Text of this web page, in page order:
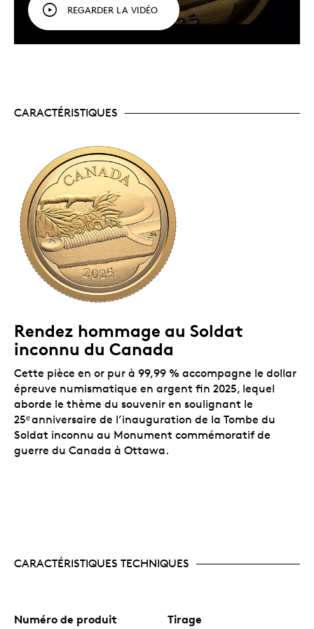
Tombe du Soldat inconnu est limité à 1
500 exemplaires – un très faible tirage.
Pour les personnes passionnées de la
numismatique. Pour les personnes passionnées
proches, ainsi que pour les historiens et
Un certificat numéroté.
canadienne certifie l’authenticité de toutes ses
pièces de collection.
Aucune TPS ni TVH.
Emballage
La pièce est encapsulée et présentée dans un boîtier
à double coque bordeaux orné du logo de la Monnaie
royale canadienne.
REGARDER LA VIDÉO
CARACTÉRISTIQUES
Rendez hommage au Soldat
inconnu du Canada
Cette pièce en or pur à 99,99 % accompagne le dollar
épreuve numismatique en argent fin 2025, lequel
aborde le thème du souvenir en soulignant le
25ᵉanniversaire de l’inauguration de la Tombe du
Soldat inconnu au Monument commémoratif de
guerre du Canada à Ottawa.
CARACTÉRISTIQUES TECHNIQUES
Numéro de produit Tirage